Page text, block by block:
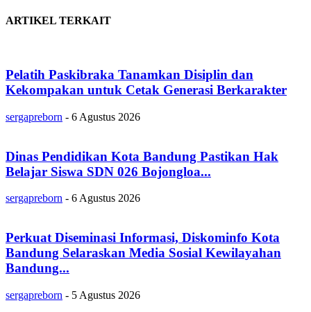
ARTIKEL TERKAIT
Pelatih Paskibraka Tanamkan Disiplin dan
Kekompakan untuk Cetak Generasi Berkarakter
sergapreborn - 6 Agustus 2026
Dinas Pendidikan Kota Bandung Pastikan Hak
Belajar Siswa SDN 026 Bojongloa...
sergapreborn - 6 Agustus 2026
Perkuat Diseminasi Informasi, Diskominfo Kota
Bandung Selaraskan Media Sosial Kewilayahan
Bandung...
sergapreborn - 5 Agustus 2026